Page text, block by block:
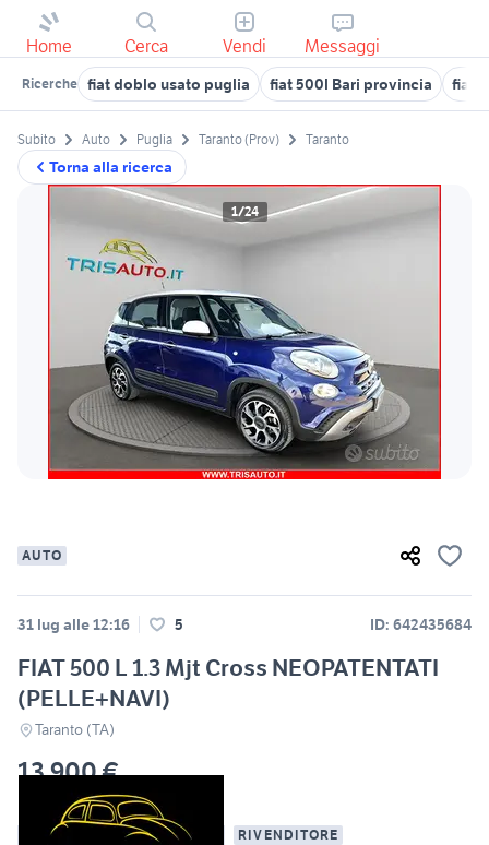
Home Cerca Vendi Messaggi
Ricerche fiat doblo usato puglia fiat 500l Bari provincia fiat
Torna alla ricerca
Subito Auto Puglia Taranto (Prov) Taranto
1/24
AUTO
31 lug alle 12:16 5 ID: 642435684
FIAT 500 L 1.3 Mjt Cross NEOPATENTATI
(PELLE+NAVI)
Taranto (TA)
13.900 €
RIVENDITORE